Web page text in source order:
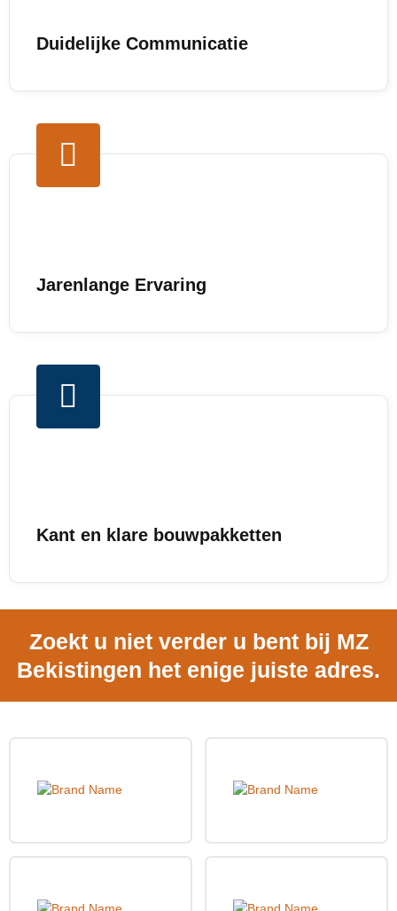
Duidelijke Communicatie
Jarenlange Ervaring
Kant en klare bouwpakketten
Zoekt u niet verder u bent bij MZ
Bekistingen het enige juiste adres.